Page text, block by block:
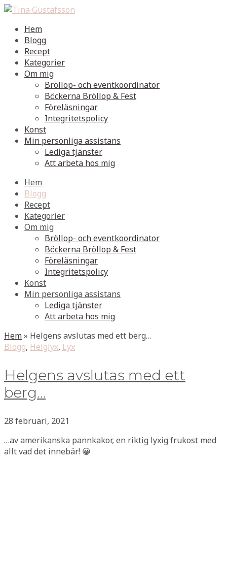
Hem
Blogg
Recept
Kategorier
Om mig
Bröllop- och eventkoordinator
Böckerna Bröllop & Fest
Föreläsningar
Integritetspolicy
Konst
Min personliga assistans
Lediga tjänster
Att arbeta hos mig
Hem
Blogg
Recept
Kategorier
Om mig
Bröllop- och eventkoordinator
Böckerna Bröllop & Fest
Föreläsningar
Integritetspolicy
Konst
Min personliga assistans
Lediga tjänster
Att arbeta hos mig
Hem» Helgens avslutas med ett berg…
Blogg, Helglyx, Lyx
Helgens avslutas med ett
berg…
28 februari, 2021
…av amerikanska pannkakor, en riktig lyxig frukost med
allt vad det innebär! 😀